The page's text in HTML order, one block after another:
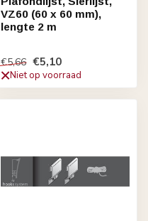
VZ60 (60 x 60 mm),
lengte 2 m
€5,66 €5,10
Niet op voorraad